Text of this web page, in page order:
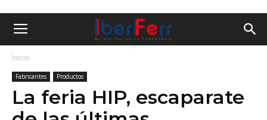
Inicio
Fabricantes Productos
La feria HIP, escaparate